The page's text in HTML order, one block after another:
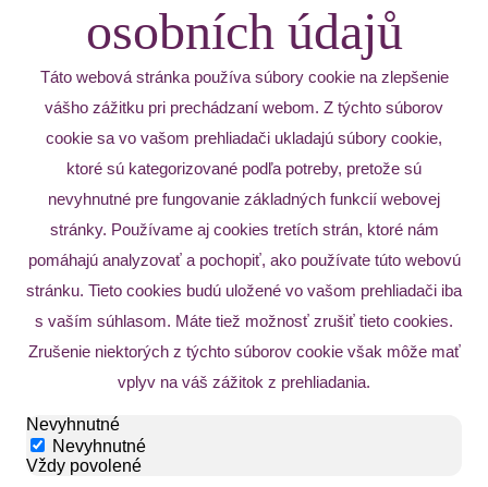
osobních údajů
Táto webová stránka používa súbory cookie na zlepšenie
vášho zážitku pri prechádzaní webom. Z týchto súborov
cookie sa vo vašom prehliadači ukladajú súbory cookie,
ktoré sú kategorizované podľa potreby, pretože sú
nevyhnutné pre fungovanie základných funkcií webovej
stránky. Používame aj cookies tretích strán, ktoré nám
pomáhajú analyzovať a pochopiť, ako používate túto webovú
stránku. Tieto cookies budú uložené vo vašom prehliadači iba
s vaším súhlasom. Máte tiež možnosť zrušiť tieto cookies.
Zrušenie niektorých z týchto súborov cookie však môže mať
vplyv na váš zážitok z prehliadania.
Nevyhnutné
Nevyhnutné
Vždy povolené